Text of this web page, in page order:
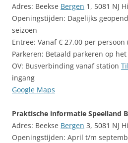
Adres: Beekse Bergen 1, 5081 NJ
Openingstijden: Dagelijks
seizoen
Entree: Vanaf € 27,00 per
Parkeren: Betaald parkeren op
OV: Busverbinding vanaf station
ingang
Google Maps
Praktische informatie Speelland
Adres: Beekse Bergen 3, 5081 NJ
Openingstijden: April t/m